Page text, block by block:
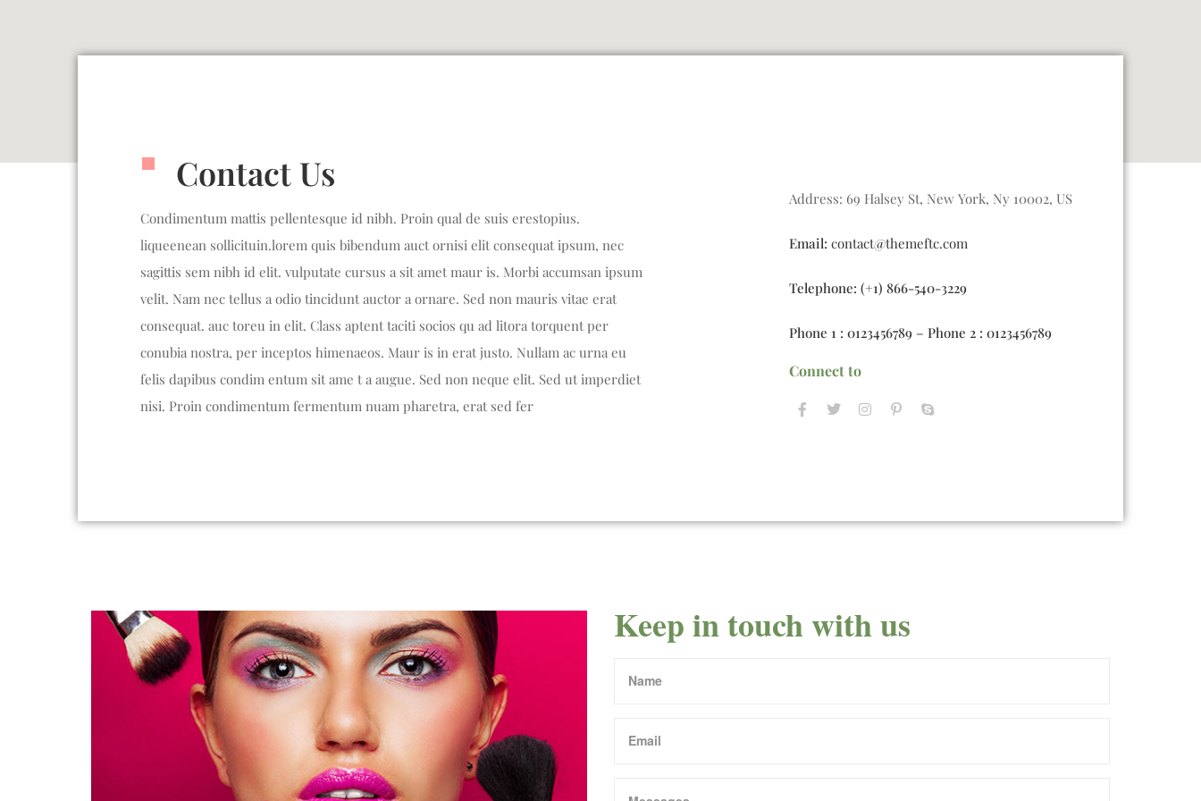
Contact Us
Condimentum mattis pellentesque id nibh. Proin qual de suis erestopius.
liqueenean sollicituin.lorem quis bibendum auct ornisi elit consequat ipsum, nec
sagittis sem nibh id elit. vulputate cursus a sit amet maur is. Morbi accumsan ipsum
velit. Nam nec tellus a odio tincidunt auctor a ornare. Sed non mauris vitae erat
consequat. auc toreu in elit. Class aptent taciti socios qu ad litora torquent per
conubia nostra, per inceptos himenaeos. Maur is in erat justo. Nullam ac urna eu
felis dapibus condim entum sit ame t a augue. Sed non neque elit. Sed ut imperdiet
nisi. Proin condimentum fermentum nuam pharetra, erat sed fer
Address: 69 Halsey St, New York, Ny 10002, US
Email: contact@themeftc.com
Telephone: (+1) 866-540-3229
Phone 1 : 0123456789 – Phone 2 : 0123456789
Connect to
Keep in touch with us